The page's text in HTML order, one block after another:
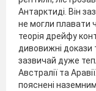
Антарктиді. Він
не могли плавати
теорія дрейфу
дивовижні докази
зазвичай дуже
Австралії та
пояснені